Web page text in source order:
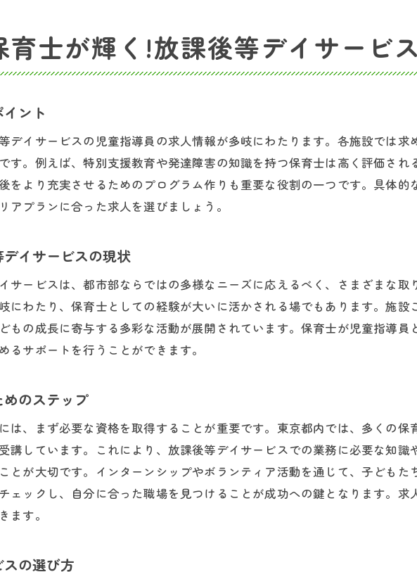
求人情報の探し方ガイド
放課後等デイサービスの魅力とは?東京都での児童指導員
児童指導員の仕事内容
働く保育士の声
キャリアアップのチャンス
東京都内での募集状況
求人サイトの活用法
面接対策と準備
理想の職場を見つけるポイント
放課後等デイサービスの待遇と福利厚生
職場見学のすすめ
保育士から児童指導員への転職理由
必要な資格とスキル
職場環境の魅力
働く上での注意点
育士が輝く!放課後等デイサービ
ント
デイサービスの児童指導員の求人情報が多岐にわたります。各施設では
す。例えば、特別支援教育や発達障害の知識を持つ保育士は高く評価さ
をより充実させるためのプログラム作りも重要な役割の一つです。具体
アプランに合った求人を選びましょう。
イサービスの現状
サービスは、都市部ならではの多様なニーズに応えるべく、さまざまな
にわたり、保育士としての経験が大いに活かされる場でもあります。施
もの成長に寄与する多彩な活動が展開されています。保育士が児童指導員
るサポートを行うことができます。
のステップ
は、まず必要な資格を取得することが重要です。東京都内では、多くの保
講しています。これにより、放課後等デイサービスでの業務に必要な知
とが大切です。インターンシップやボランティア活動を通じて、子ども
ェックし、自分に合った職場を見つけることが成功への鍵となります。求
ます。
の選び方